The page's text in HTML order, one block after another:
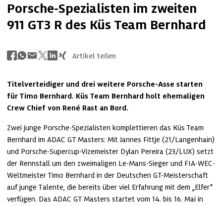
Porsche-Spezialisten im zweiten
911 GT3 R des Küs Team Bernhard
Artikel teilen
Titelverteidiger und drei weitere Porsche-Asse starten
für Timo Bernhard. Küs Team Bernhard holt ehemaligen
Crew Chief von René Rast an Bord.
Zwei junge Porsche-Spezialisten komplettieren das Küs Team
Bernhard im ADAC GT Masters: Mit Jannes Fittje (21/Langenhain)
und Porsche-Supercup-Vizemeister Dylan Pereira (23/LUX) setzt
der Rennstall um den zweimaligen Le-Mans-Sieger und FIA-WEC-
Weltmeister Timo Bernhard in der Deutschen GT-Meisterschaft
auf junge Talente, die bereits über viel Erfahrung mit dem „Elfer“
verfügen. Das ADAC GT Masters startet vom 14. bis 16. Mai in